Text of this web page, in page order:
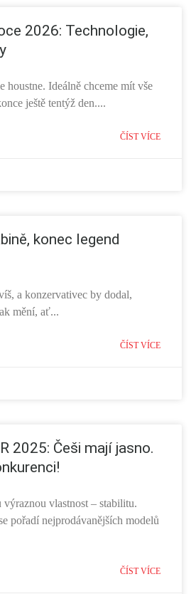
2026: Technologie,
houstne. Ideálně chceme mít vše
ještě tentýž den....
ČÍST VÍCE
konec legend
a konzervativec by dodal,
mění, ať...
ČÍST VÍCE
2025: Češi mají jasno.
vlastnost – stabilitu.
pořadí nejprodávanějších modelů
ČÍST VÍCE